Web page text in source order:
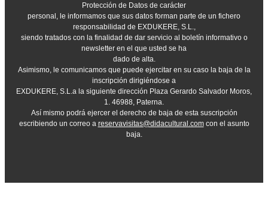
Protección de Datos de carácter
personal, le informamos que sus datos forman parte de un fichero
responsabilidad de EXDUKERE, S.L.,
siendo tratados con la finalidad de dar servicio al boletín informativo o
newsletter en el que usted se ha
dado de alta.
Asimismo, le comunicamos que puede ejercitar en su caso la baja de la
inscripción dirigiéndose a
EXDUKERE, S.L.a la siguiente dirección Plaza Gerardo Salvador Moros,
1. 46988, Paterna.
Así mismo podrá ejercer el derecho de baja de esta suscripción
escribiendo un correo a reservavisitas@didacultural.comcon el asunto
baja.